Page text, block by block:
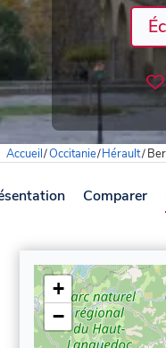
Accueil/Occitanie/Hérault/
Comparer
+
−